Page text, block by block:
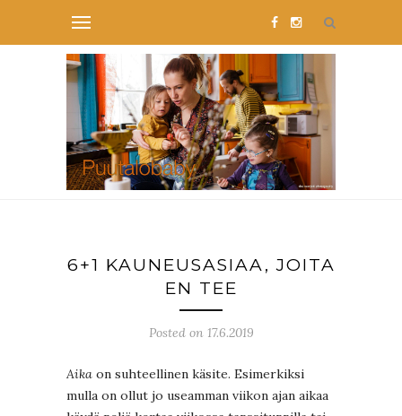
6+1 KAUNEUSASIAA, JOITA
EN TEE
Posted on 17.6.2019
Aika on suhteellinen käsite. Esimerkiksi
mulla on ollut jo useamman viikon ajan aikaa